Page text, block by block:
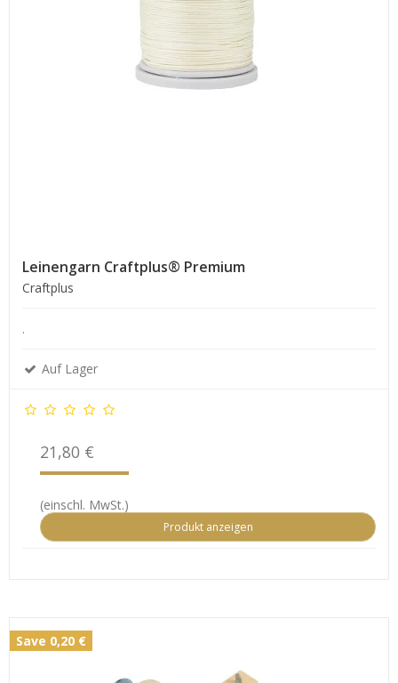
Leinengarn Craftplus® Premium
Craftplus
.
Auf Lager
21,80 €
(einschl. MwSt.)
Produkt anzeigen
Save 0,20 €